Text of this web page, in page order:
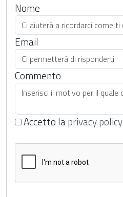
Nome
Email
Commento
Accetto laprivacy policy